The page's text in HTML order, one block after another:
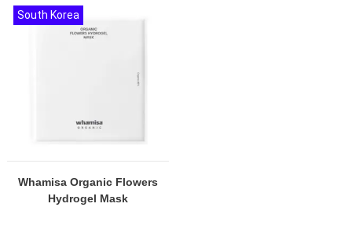
Whamisa Organic Flowers
Hydrogel Mask
South Korea